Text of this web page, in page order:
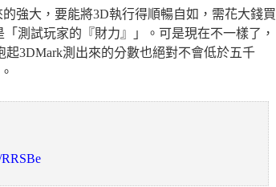
強大，要能將3D執行得順暢自如，需花大錢買
測試玩家的『財力』」。可是現在不一樣了，
起3DMark測出來的分數也絕對不會低於五千